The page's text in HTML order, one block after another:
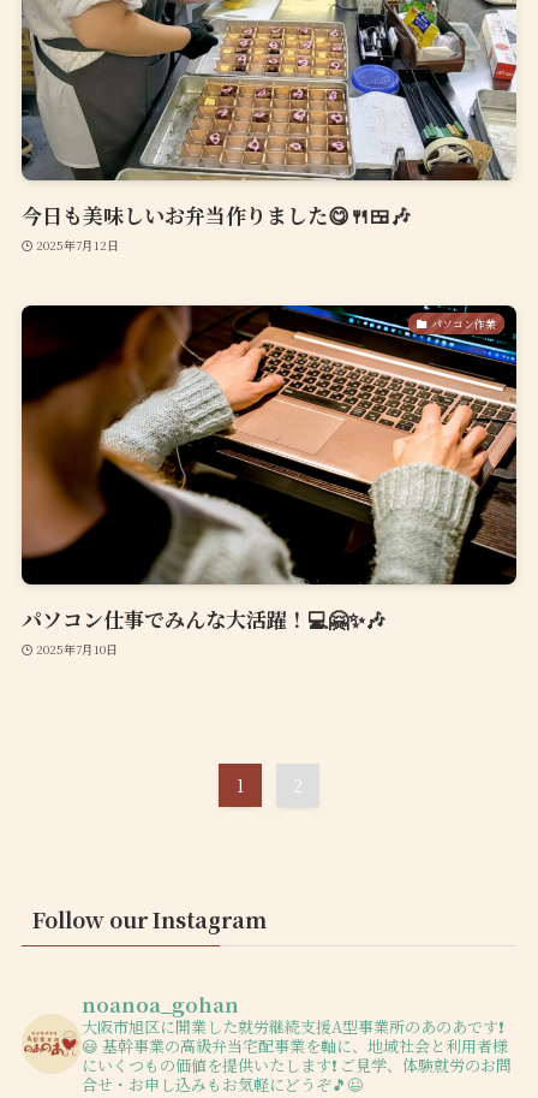
今日も美味しいお弁当作りました😋🍴🍱🎶
2025年7月12日
パソコン作業
パソコン仕事でみんな大活躍！💻🤗✨🎶
2025年7月10日
1 2
Follow our Instagram
noanoa_gohan
大阪市旭区に開業した就労継続支援A型事業所のあのあです❗️
😃 基幹事業の高級弁当宅配事業を軸に、地域社会と利用者様
にいくつもの価値を提供いたします❗️ご見学、体験就労のお問
合せ・お申し込みもお気軽にどうぞ🎵😉